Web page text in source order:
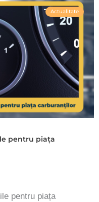
Actualitate
pentru piața
pentru piața